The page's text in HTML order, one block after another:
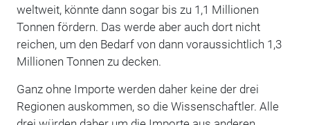
weltweit, könnte dann sogar bis zu 1,1 Millionen
Tonnen fördern. Das werde aber auch dort nicht
reichen, um den Bedarf von dann voraussichtlich 1,3
Millionen Tonnen zu decken.
Ganz ohne Importe werden daher keine der drei
Regionen auskommen, so die Wissenschaftler. Alle